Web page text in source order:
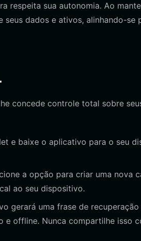
respeita sua autonomia. Ao
dados e ativos, alinhando-se
concede controle total sobre
e baixe o aplicativo para o seu
a opção para criar uma nova
ao seu dispositivo.
gerará uma frase de
e offline. Nunca compartilhe isso